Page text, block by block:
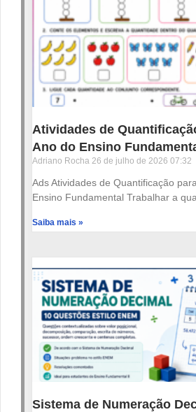
Atividades de
Ano do Ensino
Adriano Rocha 26 de julho de 2026 07:32
Ads Atividades de Quantificação
Ensino Fundamental Trabalhar a
Saiba mais »
Sistema de Numeração